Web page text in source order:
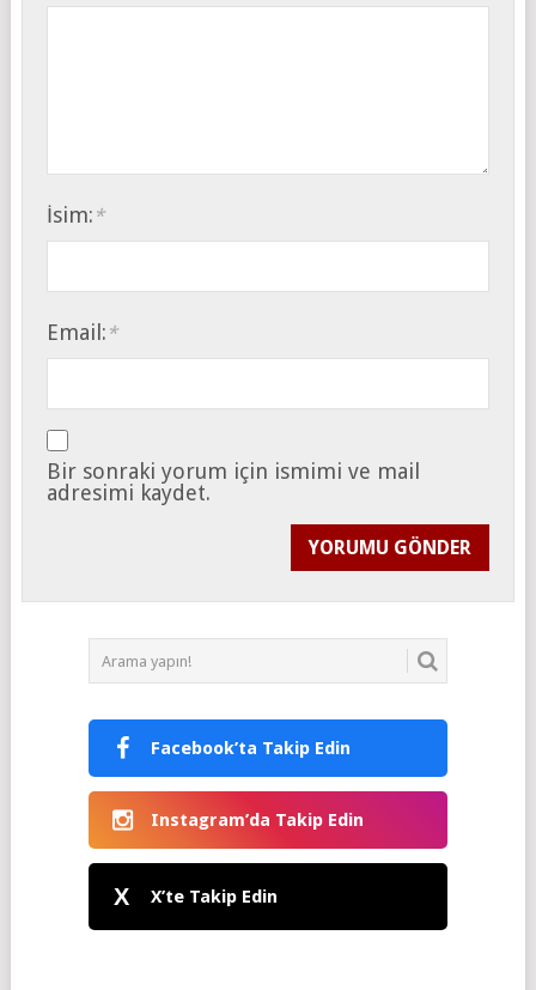
İsim: *
Email: *
Bir sonraki yorum için ismimi ve mail
adresimi kaydet.
Facebook’ta Takip Edin
Instagram’da Takip Edin
X X’te Takip Edin